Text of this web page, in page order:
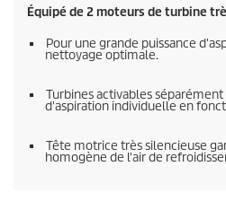
Équipé de 2 moteurs de turbine
Pour une grande puissance
nettoyage optimale.
Turbines activables
d'aspiration individuelle en
Tête motrice très silencieuse
homogène de l'air de